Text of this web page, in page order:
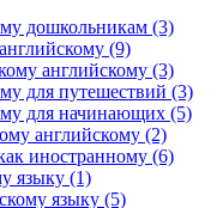
дошкольникам (3)
(9)
английскому (3)
для путешествий (3)
для начинающих (5)
английскому (2)
иностранному (6)
языку (1)
языку (5)